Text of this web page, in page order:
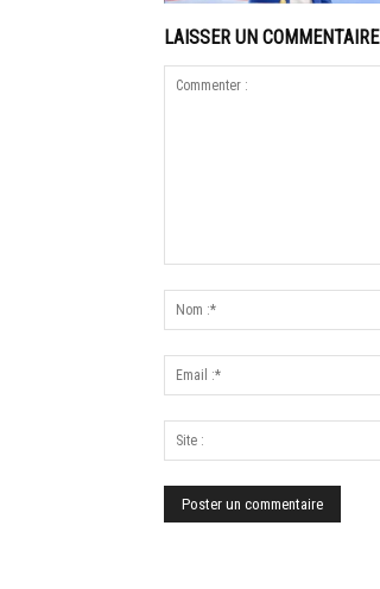
LAISSER UN COMMENTAIRE